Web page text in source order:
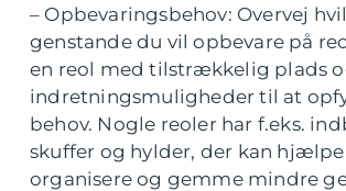
– Opbevaringsbehov: Overvej
genstande du vil opbevare på
en reol med tilstrækkelig plads
indretningsmuligheder til at
behov. Nogle reoler har f.eks.
skuffer og hylder, der kan
organisere og gemme mindre